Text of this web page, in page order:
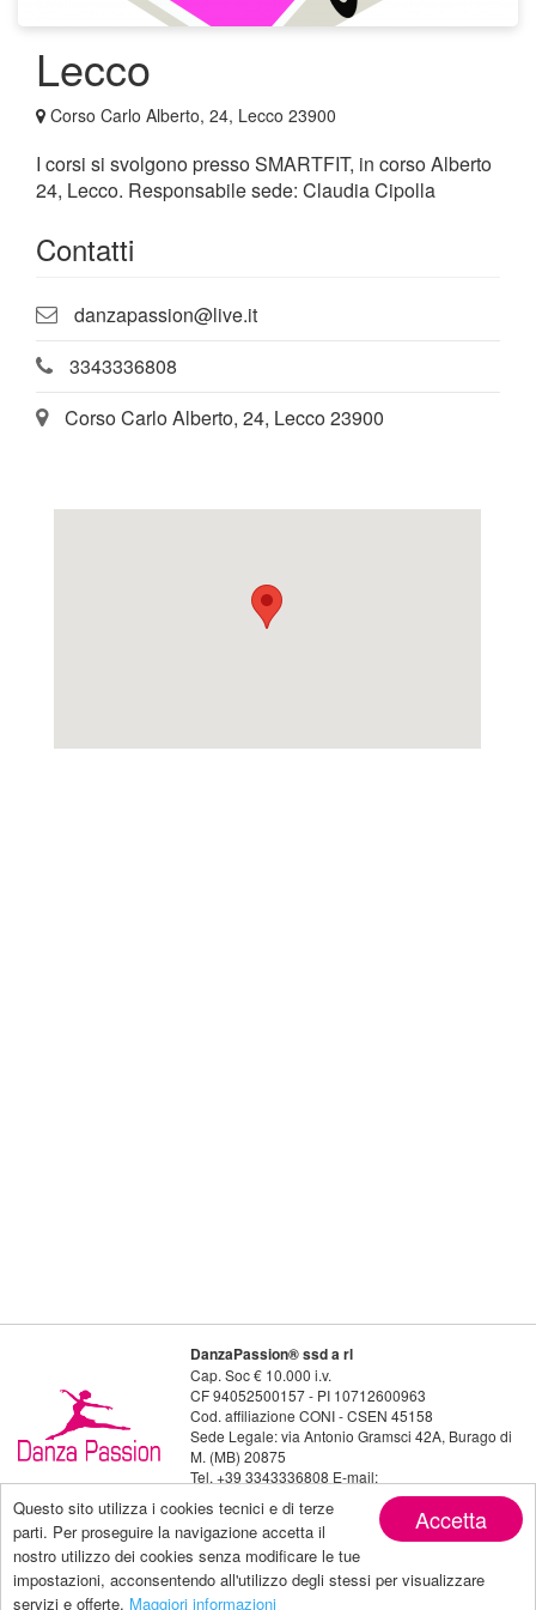
Accetta
Questo sito utilizza i cookies tecnici e di terze
parti. Per proseguire la navigazione accetta il
nostro utilizzo dei cookies senza modificare le tue
impostazioni, acconsentendo all'utilizzo degli stessi per visualizzare
servizi e offerte. Maggiori informazioni
Lecco
Corso Carlo Alberto, 24, Lecco 23900
I corsi si svolgono presso SMARTFIT, in corso Alberto
24, Lecco. Responsabile sede: Claudia Cipolla
Contatti
danzapassion@live.it
3343336808
Corso Carlo Alberto, 24, Lecco 23900
DanzaPassion® ssd a rl
Cap. Soc € 10.000 i.v.
CF 94052500157 - PI 10712600963
Cod. affiliazione CONI - CSEN 45158
Sede Legale: via Antonio Gramsci 42A, Burago di
M. (MB) 20875
Tel. +39 3343336808 E-mail:
Seguici su: